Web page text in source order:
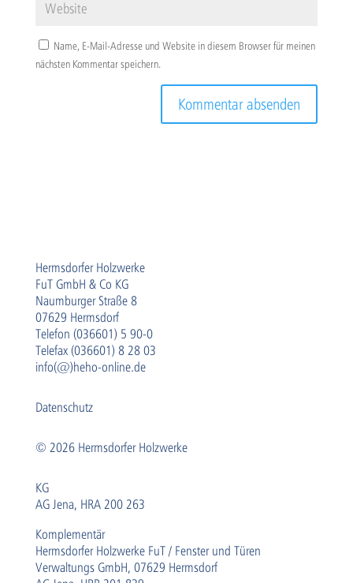
Name, E-Mail-Adresse und Website in diesem Browser für meinen
nächsten Kommentar speichern.
Hermsdorfer Holzwerke
FuT GmbH & Co KG
Naumburger Straße 8
07629 Hermsdorf
Telefon (036601) 5 90-0
Telefax (036601) 8 28 03
info(@)heho-online.de
Datenschutz
© 2026 Hermsdorfer Holzwerke
KG
AG Jena, HRA 200 263
Komplementär
Hermsdorfer Holzwerke FuT / Fenster und Türen
Verwaltungs GmbH, 07629 Hermsdorf